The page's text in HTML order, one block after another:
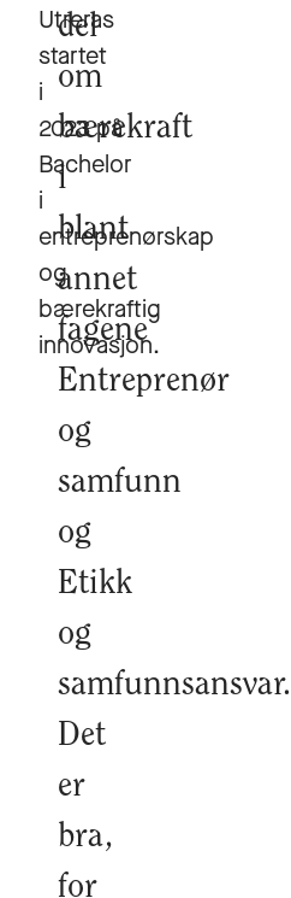
Utreras
startet
i
2023 på
Bachelor
i
entreprenørskap
og
bærekraftig
innovasjon.
del
om
bærekraft
i
blant
annet
fagene
Entreprenør
og
samfunn
og
Etikk
og
samfunnsansvar.
Det
er
bra,
for